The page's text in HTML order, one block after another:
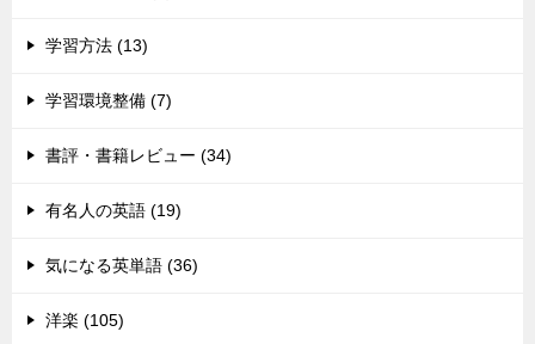
学習方法 (13)
学習環境整備 (7)
書評・書籍レビュー (34)
有名人の英語 (19)
気になる英単語 (36)
洋楽 (105)